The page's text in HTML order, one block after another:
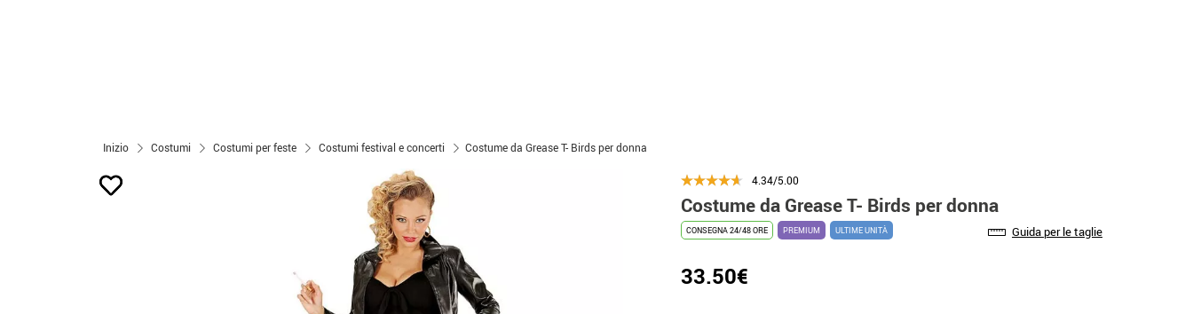
Inizio Costumi Costumi per feste Costumi festival e concerti Costume da Grease T- Birds per donna
4.34/5.00
Costume da Grease T- Birds per donna
CONSEGNA 24/48 ORE PREMIUM ULTIME UNITÀ Guida per le taglie
33.50€